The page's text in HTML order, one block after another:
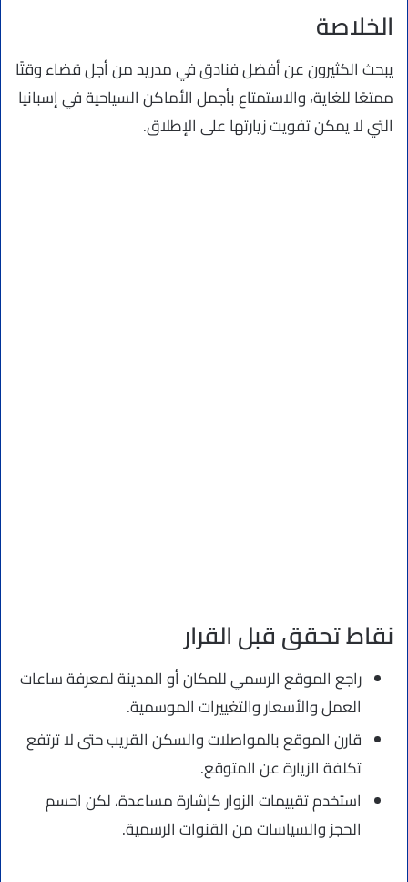
الخلاصة
يبحث الكثيرون عن أفضل فنادق في مدريد من أجل قضاء وقتًا
ممتعًا للغاية، والاستمتاع بأجمل الأماكن السياحية في إسبانيا
التي لا يمكن تفويت زيارتها على الإطلاق.
نقاط تحقق قبل القرار
راجع الموقع الرسمي للمكان أو المدينة لمعرفة ساعات
العمل والأسعار والتغييرات الموسمية.
قارن الموقع بالمواصلات والسكن القريب حتى لا ترتفع
تكلفة الزيارة عن المتوقع.
استخدم تقييمات الزوار كإشارة مساعدة، لكن احسم
الحجز والسياسات من القنوات الرسمية.